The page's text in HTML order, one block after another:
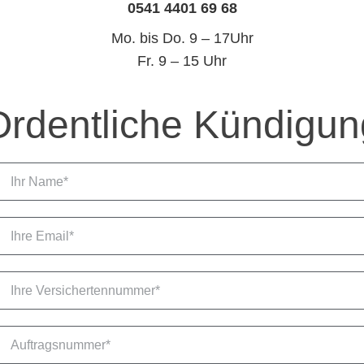
0541 4401 69 68
Mo. bis Do. 9 – 17Uhr
Fr. 9 – 15 Uhr